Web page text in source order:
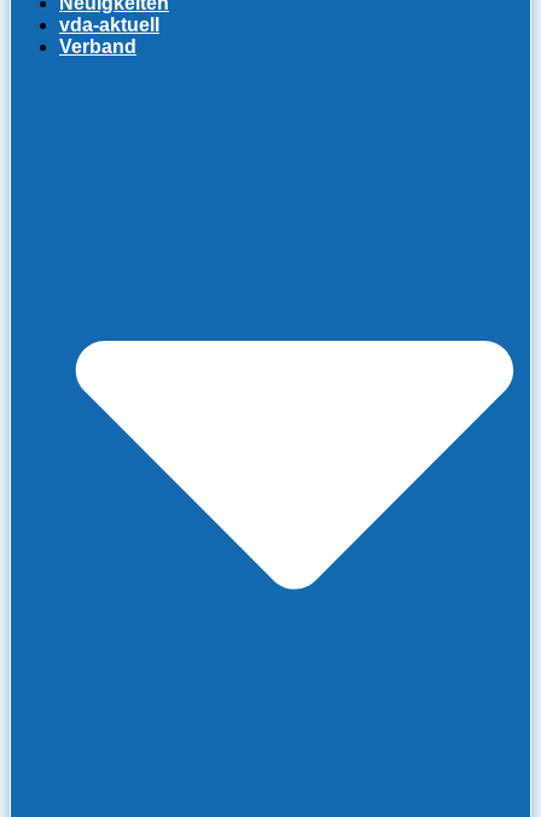
vda-aktuell
Verband